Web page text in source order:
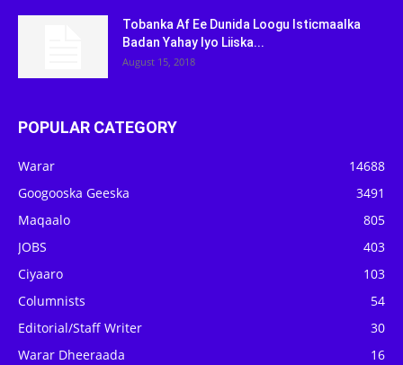
Tobanka Af Ee Dunida Loogu Isticmaalka
Badan Yahay Iyo Liiska...
August 15, 2018
POPULAR CATEGORY
Warar
14688
Googooska Geeska
3491
Maqaalo
805
JOBS
403
Ciyaaro
103
Columnists
54
Editorial/Staff Writer
30
Warar Dheeraada
16